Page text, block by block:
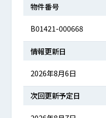
物件番号
B01421-000668
情報更新日
2026年8月6日
次回更新予定日